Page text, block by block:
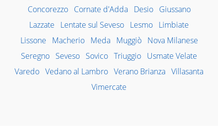
Concorezzo
Cornate d'Adda Desio
Giussano
Lazzate
Lentate sul Seveso Lesmo Limbiate
Lissone
Macherio Meda Muggiò
Nova Milanese
Seregno Seveso Sovico Triuggio Usmate Velate
Varedo Vedano al Lambro Verano Brianza Villasanta
Vimercate